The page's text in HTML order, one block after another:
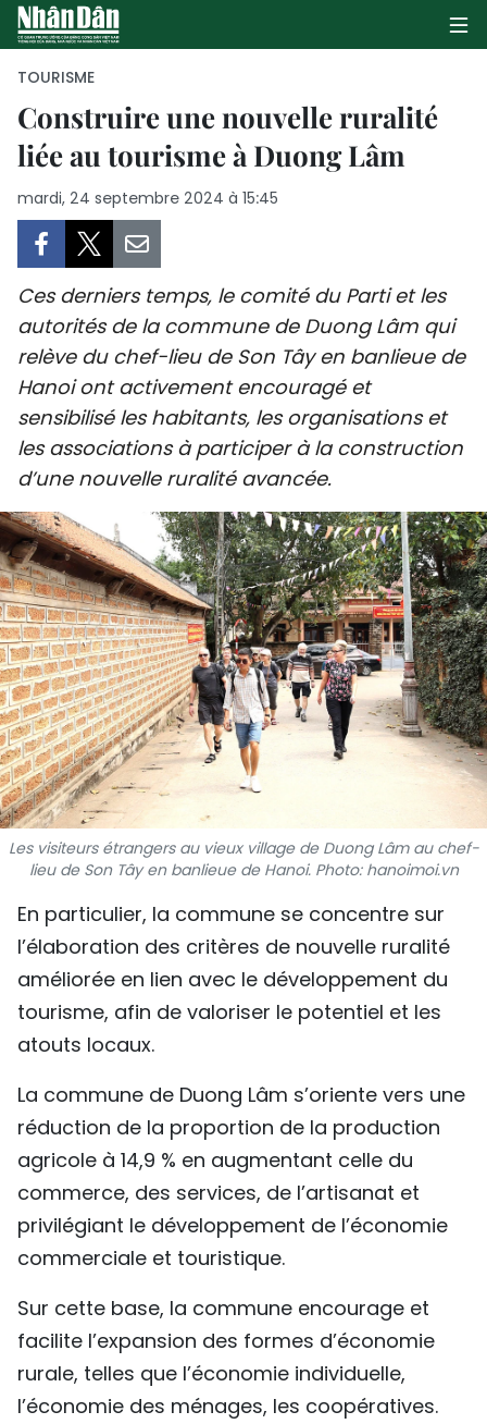
PAGE D'ACCUEIL
POLITIQUE
SOCIÉTÉ
CULTURE
TOURISME
ENVIRONNEMENT
SPORT
FRANCOPHONIE
PAYS NATAL
INTERNATIONAL
MÉGASTORIE
INFOGRAPHIE
PHOTO
VIDÉO
À PROPOS DU "PEUPLE"
TIẾNG VIỆT
中文
РУССКИЙ
ESPAÑOL
TOURISME
Construire une nouvelle ruralité
liée au tourisme à Duong Lâm
mardi, 24 septembre 2024 à 15:45
Ces derniers temps, le comité du Parti et les
autorités de la commune de Duong Lâm qui
relève du chef-lieu de Son Tây en banlieue de
Hanoi ont activement encouragé et
sensibilisé les habitants, les organisations et
les associations à participer à la construction
d’une nouvelle ruralité avancée.
Les visiteurs étrangers au vieux village de Duong Lâm au chef-
lieu de Son Tây en banlieue de Hanoi. Photo: hanoimoi.vn
En particulier, la commune se concentre sur
l’élaboration des critères de nouvelle ruralité
améliorée en lien avec le développement du
tourisme, afin de valoriser le potentiel et les
atouts locaux.
La commune de Duong Lâm s’oriente vers une
réduction de la proportion de la production
agricole à 14,9 % en augmentant celle du
commerce, des services, de l’artisanat et
privilégiant le développement de l’économie
commerciale et touristique.
Sur cette base, la commune encourage et
facilite l’expansion des formes d’économie
rurale, telles que l’économie individuelle,
l’économie des ménages, les coopératives.